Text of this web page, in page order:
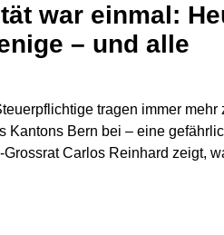
war einmal:
– und alle
tragen immer mehr
Kantons Bern bei – eine
Carlos Reinhard zeigt,